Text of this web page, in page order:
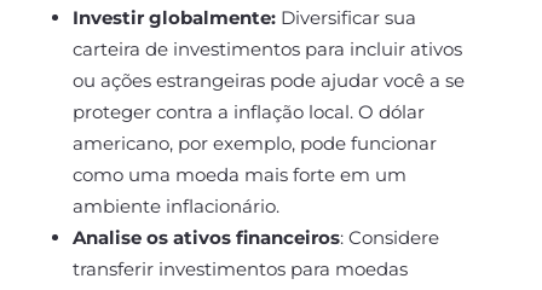
Investir globalmente:Diversificar sua
carteira de investimentos para incluir ativos
ou ações estrangeiras pode ajudar você a se
proteger contra a inflação local. O dólar
americano, por exemplo, pode funcionar
como uma moeda mais forte em um
ambiente inflacionário.
Analise os ativos financeiros: Considere
transferir investimentos para moedas